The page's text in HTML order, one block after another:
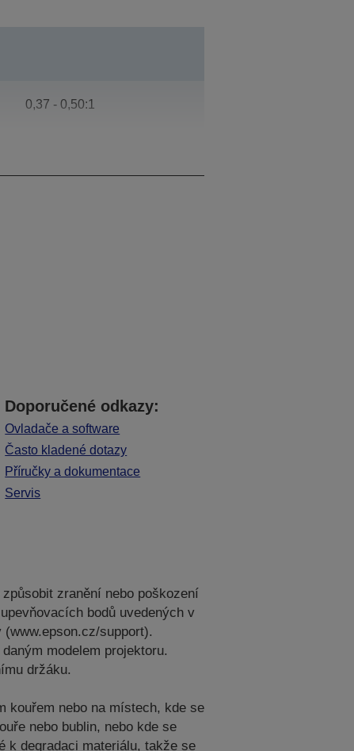
0,37 - 0,50:1
Doporučené odkazy:
Ovladače a software
Často kladené dotazy
Příručky a dokumentace
Servis
zranění nebo poškození
bodů uvedených v
support).
modelem projektoru.
držáku.
kouřem nebo na místech, kde se
nebo bublin, nebo kde se
k degradaci materiálu, takže se